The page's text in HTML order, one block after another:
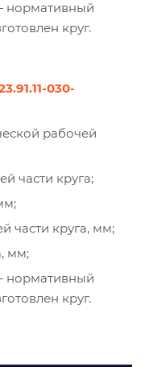
нормативный
круг.
030-
рабочей
части круга;
части круга, мм;
мм;
нормативный
круг.